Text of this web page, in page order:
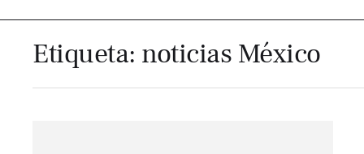
Etiqueta: noticias México